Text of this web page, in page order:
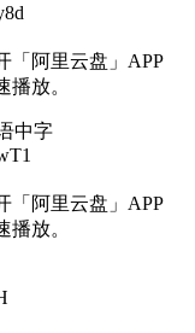
「阿里云盘」APP
播放。
中字
「阿里云盘」APP
播放。